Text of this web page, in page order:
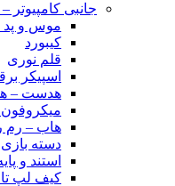
جانبی کامپیوتر
موس و
کیبورد
قلم نوری
اسپیکر
هدست –
هاب – رم
دسته
استند و
کیف لپ